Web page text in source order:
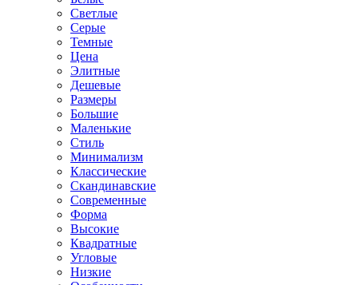
Светлые
Серые
Темные
Цена
Элитные
Дешевые
Размеры
Большие
Маленькие
Стиль
Минимализм
Классические
Скандинавские
Современные
Форма
Высокие
Квадратные
Угловые
Низкие